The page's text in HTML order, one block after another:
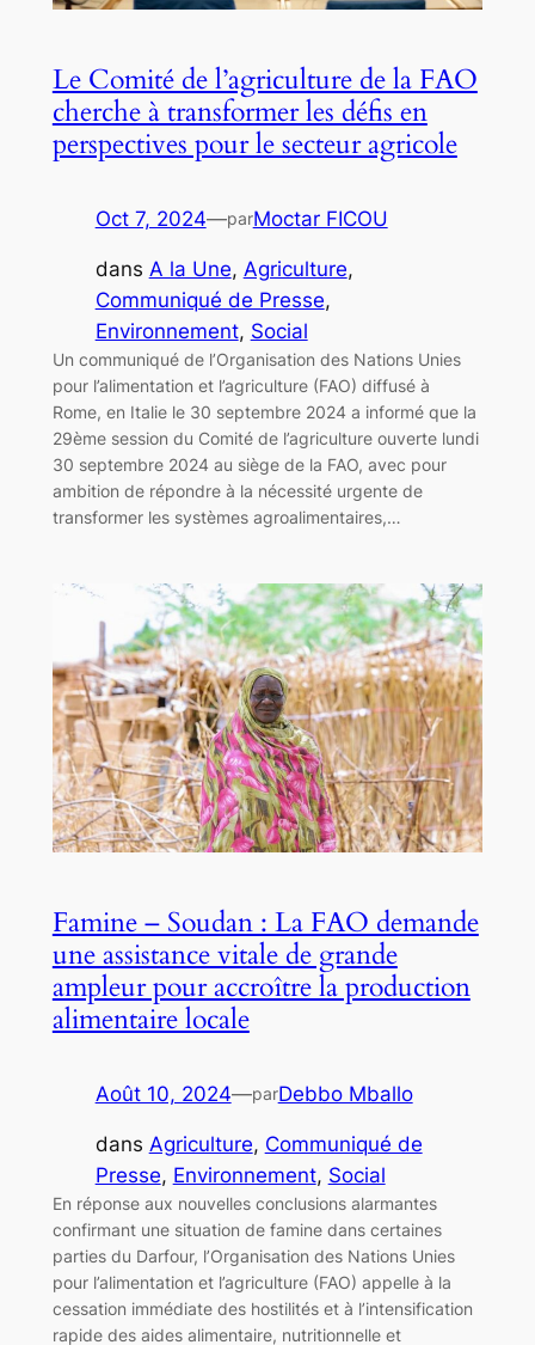
Le Comité de l’agriculture de la FAO
cherche à transformer les défis en
perspectives pour le secteur agricole
Oct 7, 2024—parMoctar FICOU
dans A la Une, Agriculture
Communiqué de Presse
Environnement, Social
Un communiqué de l’Organisation des Nations Unies
pour l’alimentation et l’agriculture (FAO) diffusé à
Rome, en Italie le 30 septembre 2024 a informé que la
29ème session du Comité de l’agriculture ouverte lundi
30 septembre 2024 au siège de la FAO, avec pour
ambition de répondre à la nécessité urgente de
transformer les systèmes agroalimentaires,…
Famine – Soudan : La FAO demande
une assistance vitale de grande
ampleur pour accroître la production
alimentaire locale
Août 10, 2024—parDebbo Mballo
dans Agriculture, Communiqué de
Presse, Environnement, Social
En réponse aux nouvelles conclusions alarmantes
confirmant une situation de famine dans certaines
parties du Darfour, l’Organisation des Nations Unies
pour l’alimentation et l’agriculture (FAO) appelle à la
cessation immédiate des hostilités et à l’intensification
rapide des aides alimentaire, nutritionnelle et